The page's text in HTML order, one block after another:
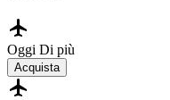
Oggi Di più
Acquista